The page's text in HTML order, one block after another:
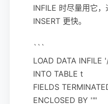
INFILE 时尽量用它
INSERT 更快。
```
LOAD DATA
INTO TABLE t
FIELDS
ENCLOSED BY '"'